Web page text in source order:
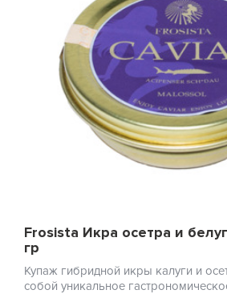
Frosista Икра осетра и
гр
Купаж гибридной икры калуги и
собой уникальное